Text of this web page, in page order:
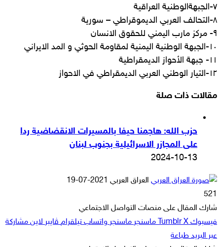
٧-الجبهةالوطنية العراقية
٨-التحالف العربي الديموقراطي – سورية
٩- مركز مارب اليمني للحقوق الانسان
١٠-الجبهة الوطنية اليمنية لمقاومة الحوثي و المد الايراني
١١- جبهة الأحواز الديمقراطية
١٢-التيار الوطني العربي الديمقراطي في الاحواز
مقالات ذات صلة
حزب الله: هاجمنا حيفا بالمسيرات الانقضاضية ردا
على المجازر الاسرائيلية بجنوب لبنان
2024-10-13
العراق العربي أرسل
إلكترونيا
2021-07-19
521
شارك المقال على منصات التواصل الاجتماعي
فيسبوك ‫X ماسنجر ماسنجر واتساب تيلقرام ڤايبر لاين مشاركة
عبر البريد طباعة